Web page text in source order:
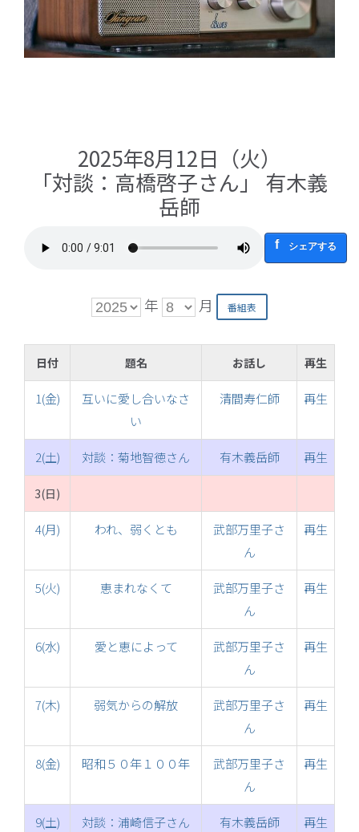
2025年8月12日（火）
「対談：高橋啓子さん」 有木義
岳師
シェアする
年 月
日付 題名 お話し 再生
1(金)
互いに愛し合いなさ
い
清間寿仁師 再生
2(土) 対談：菊地智徳さん 有木義岳師 再生
3(日)
4(月) われ、弱くとも
武部万里子さ
ん
再生
5(火) 恵まれなくて
武部万里子さ
ん
再生
6(水) 愛と恵によって
武部万里子さ
ん
再生
7(木) 弱気からの解放
武部万里子さ
ん
再生
8(金) 昭和５０年１００年
武部万里子さ
ん
再生
9(土) 対談：浦崎信子さん 有木義岳師 再生